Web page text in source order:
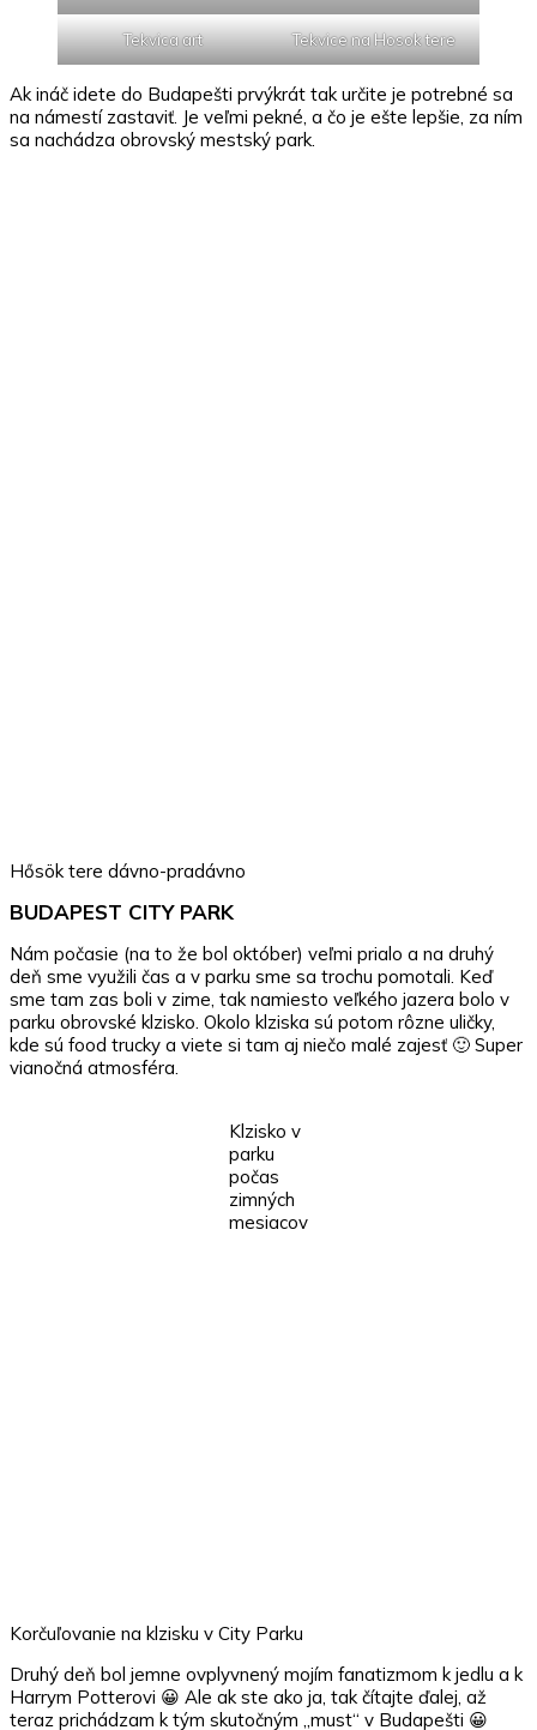
Tekvica art Tekvice na Hosok tere
Ak ináč idete do Budapešti prvýkrát tak určite je potrebné sa
na námestí zastaviť. Je veľmi pekné, a čo je ešte lepšie, za ním
sa nachádza obrovský mestský park.
Hősök tere dávno-pradávno
BUDAPEST CITY PARK
Nám počasie (na to že bol október) veľmi prialo a na druhý
deň sme využili čas a v parku sme sa trochu pomotali. Keď
sme tam zas boli v zime, tak namiesto veľkého jazera bolo v
parku obrovské klzisko. Okolo klziska sú potom rôzne uličky,
kde sú food trucky a viete si tam aj niečo malé zajesť 🙂 Super
vianočná atmosféra.
Klzisko v
parku
počas
zimných
mesiacov
Korčuľovanie na klzisku v City Parku
Druhý deň bol jemne ovplyvnený mojím fanatizmom k jedlu a k
Harrym Potterovi 😀 Ale ak ste ako ja, tak čítajte ďalej, až
teraz prichádzam k tým skutočným „must“ v Budapešti 😀